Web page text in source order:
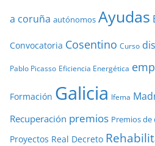
a coruña autónomos Ayudas
Convocatoria Cosentino Curso
Pablo Picasso Eficiencia Energética
Formación Galicia Ifema
Recuperación premios Premios
Proyectos Real Decreto